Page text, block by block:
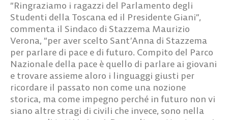
“Ringraziamo i ragazzi del Parlamento degli
Studenti della Toscana ed il Presidente Giani”,
commenta il Sindaco di Stazzema Maurizio
Verona, “per aver scelto Sant’Anna di Stazzema
per parlare di pace e di futuro. Compito del Parco
Nazionale della pace è quello di parlare ai giovani
e trovare assieme aloro i linguaggi giusti per
ricordare il passato non come una nozione
storica, ma come impegno perché in futuro non vi
siano altre stragi di civili che invece, sono nella